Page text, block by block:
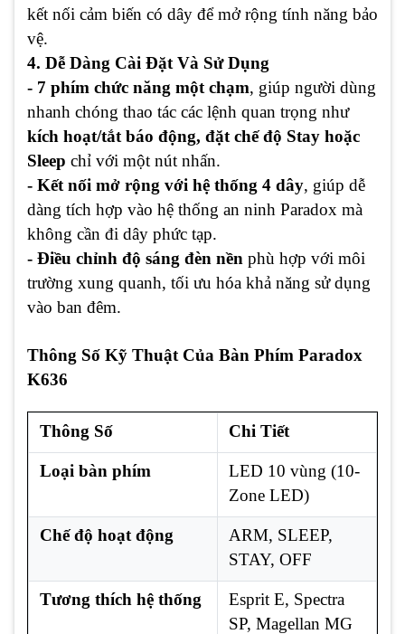
kết nối cảm biến có dây để mở rộng tính năng bảo
vệ.
4. Dễ Dàng Cài Đặt Và Sử Dụng
- 7 phím chức năng một chạm, giúp người dùng
nhanh chóng thao tác các lệnh quan trọng như
kích hoạt/tắt báo động, đặt chế độ Stay hoặc
Sleep chỉ với một nút nhấn.
- Kết nối mở rộng với hệ thống 4 dây, giúp dễ
dàng tích hợp vào hệ thống an ninh Paradox mà
không cần đi dây phức tạp.
- Điều chỉnh độ sáng đèn nền phù hợp với môi
trường xung quanh, tối ưu hóa khả năng sử dụng
vào ban đêm.
Thông Số Kỹ Thuật Của Bàn Phím Paradox
K636
Thông Số Chi Tiết
Loại bàn phím
LED 10 vùng (10-
Zone LED)
Chế độ hoạt động
ARM, SLEEP,
STAY, OFF
Tương thích hệ thống
Esprit E, Spectra
SP, Magellan MG